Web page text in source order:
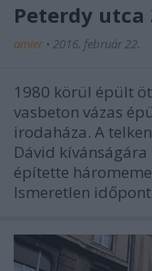
Peterdy utca
amier • 2016. február 22.
1980 körül épült
vasbeton vázas
irodaháza. A
Dávid
építette
Ismeretlen